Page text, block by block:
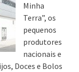
Minha
Terra”, os
pequenos
produtores
nacionais e
Doces e Bolos